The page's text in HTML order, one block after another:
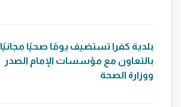
بلدية كفرا تستضيف يومًا صحيًا مجانيًا
بالتعاون مع مؤسسات الإمام الصدر
ووزارة الصحة